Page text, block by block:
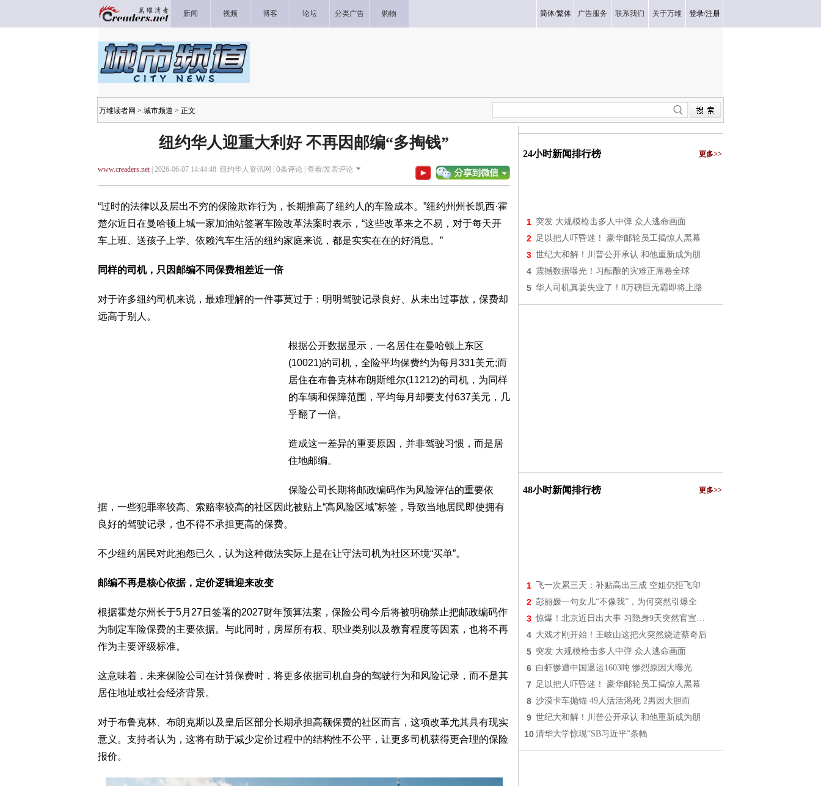
新闻 视频 博客 论坛 分类广告 购物 简体/繁体 广告服务 联系我们 关于万维 登录/注册
万维读者网 > 城市频道 > 正文
纽约华人迎重大利好 不再因邮编“多掏钱”
www.creaders.net| 2026-06-07 14:44:48 纽约华人资讯网 | 0条评论 | 查看/发表评论
“过时的法律以及层出不穷的保险欺诈行为，长期推高了纽约人的车险成本。”纽约州州长凯西·霍
楚尔近日在曼哈顿上城一家加油站签署车险改革法案时表示，“这些改革来之不易，对于每天开
车上班、送孩子上学、依赖汽车生活的纽约家庭来说，都是实实在在的好消息。”
同样的司机，只因邮编不同保费相差近一倍
对于许多纽约司机来说，最难理解的一件事莫过于：明明驾驶记录良好、从未出过事故，保费却
远高于别人。
根据公开数据显示，一名居住在曼哈顿上东区
(10021)的司机，全险平均保费约为每月331美元;而
居住在布鲁克林布朗斯维尔(11212)的司机，为同样
的车辆和保障范围，平均每月却要支付637美元，几
乎翻了一倍。
造成这一差异的重要原因，并非驾驶习惯，而是居
住地邮编。
保险公司长期将邮政编码作为风险评估的重要依
据，一些犯罪率较高、索赔率较高的社区因此被贴上“高风险区域”标签，导致当地居民即使拥有
良好的驾驶记录，也不得不承担更高的保费。
不少纽约居民对此抱怨已久，认为这种做法实际上是在让守法司机为社区环境“买单”。
邮编不再是核心依据，定价逻辑迎来改变
根据霍楚尔州长于5月27日签署的2027财年预算法案，保险公司今后将被明确禁止把邮政编码作
为制定车险保费的主要依据。与此同时，房屋所有权、职业类别以及教育程度等因素，也将不再
作为主要评级标准。
这意味着，未来保险公司在计算保费时，将更多依据司机自身的驾驶行为和风险记录，而不是其
居住地址或社会经济背景。
对于布鲁克林、布朗克斯以及皇后区部分长期承担高额保费的社区而言，这项改革尤其具有现实
意义。支持者认为，这将有助于减少定价过程中的结构性不公平，让更多司机获得更合理的保险
报价。
24小时新闻排行榜 更多>>
1 突发 大规模枪击多人中弹 众人逃命画面
2 足以把人吓昏迷！ 豪华邮轮员工揭惊人黑幕
3 世纪大和解！川普公开承认 和他重新成为朋
4 震撼数据曝光！习酝酿的灾难正席卷全球
5 华人司机真要失业了！8万磅巨无霸即将上路
48小时新闻排行榜 更多>>
1 飞一次累三天：补贴高出三成 空姐仍拒飞印
2 彭丽媛一句女儿“不像我”，为何突然引爆全
3 惊爆！北京近日出大事 习隐身9天突然官宣…
4 大戏才刚开始！王岐山这把火突然烧进蔡奇后
5 突发 大规模枪击多人中弹 众人逃命画面
6 白虾惨遭中国退运1603吨 惨烈原因大曝光
7 足以把人吓昏迷！ 豪华邮轮员工揭惊人黑幕
8 沙漠卡车抛锚 49人活活渴死 2男因大胆而
9 世纪大和解！川普公开承认 和他重新成为朋
10 清华大学惊现“SB习近平”条幅